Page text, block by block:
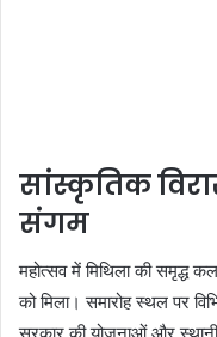
सांस्कृतिक
संगम
महोत्सव में मिथिला की समृद्ध
को मिला। समारोह स्थल पर